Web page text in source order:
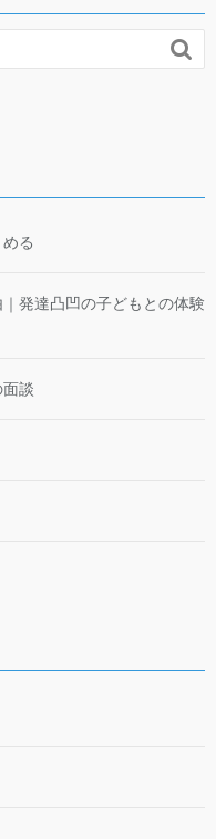

る
発達凸凹の子どもとの体験
談